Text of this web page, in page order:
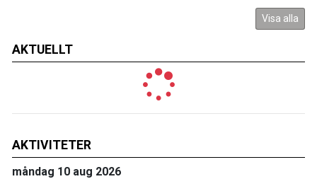
Visa alla
AKTUELLT
AKTIVITETER
måndag 10 aug 2026